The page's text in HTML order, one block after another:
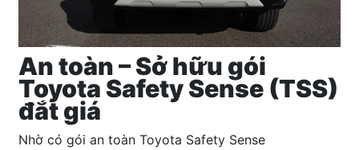
An toàn – Sở hữu gói
Toyota Safety Sense (TSS)
đắt giá
Nhờ có gói an toàn Toyota Safety Sense